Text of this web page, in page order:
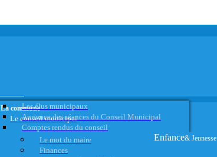
La commune
Le conseil municipal
Les élus municipaux
Annonce des séances du Conseil Municipal
Comptes rendus du conseil
Le mot du maire
Finances
Enfance& Jeunesse